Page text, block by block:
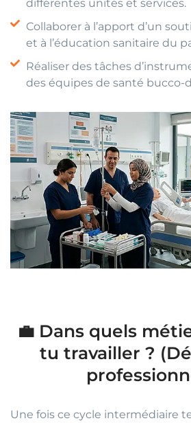
différentes unités et services.
Collaborer à l’apport d’un
et à l’éducation sanitaire du
Réaliser des tâches
des équipes de santé bucco-
💼 Dans quels
tu travailler ?
Une fois ce cycle intermédiaire